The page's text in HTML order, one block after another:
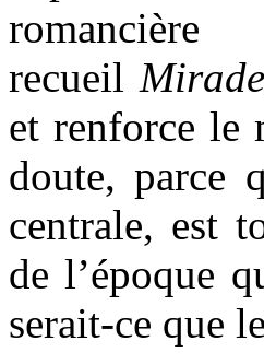
recueil
et renforce le
doute, parce
centrale, est
de l’époque
serait-ce que